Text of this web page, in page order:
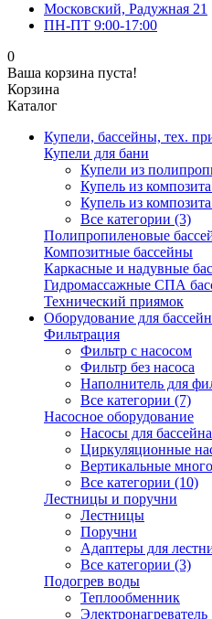
Московский, Радужная 21
ПН-ПТ 9:00-17:00
0
Ваша корзина пуста!
Корзина
Каталог
Купели, бассейны, тех.
Купели для бани
Купели из
Купель из
Купель из
Все категории (3)
Полипропиленовые
Композитные бассейны
Каркасные и надувные
Гидромассажные СПА
Технический приямок
Оборудование для
Фильтрация
Фильтр с насосом
Фильтр без насоса
Наполнитель для
Все категории (7)
Насосное оборудование
Насосы для бассейна
Циркуляционные
Вертикальные
Все категории (10)
Лестницы и поручни
Лестницы
Поручни
Адаптеры для
Все категории (3)
Подогрев воды
Теплообменник
Электронагреватель